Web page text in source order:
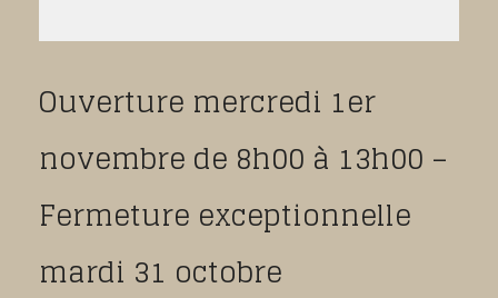
Ouverture mercredi 1er
novembre de 8h00 à 13h00 –
Fermeture exceptionnelle
mardi 31 octobre